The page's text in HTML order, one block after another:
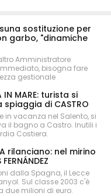
sostituzione per
garbo, "dinamiche
Amministratore
bisogna fare
gestionale
IN MARE: turista si
di CASTRO
in vacanza nel Salento, si
il bagno a Castro. Inutili i
Costiera.
rilanciano: nel mirino
dalla Spagna, il Lecce
Sul classe 2003 c'è
due milioni di euro.